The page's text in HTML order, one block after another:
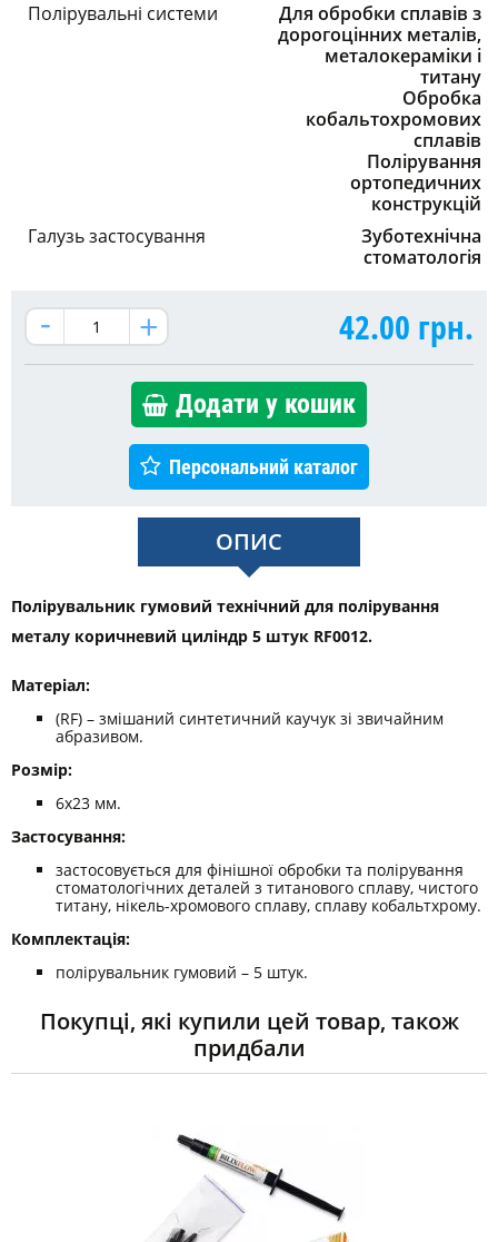
Полірувальні системи
Для обробки сплавів з
дорогоцінних металів,
металокераміки і
титану
Обробка
кобальтохромових
сплавів
Полірування
ортопедичних
конструкцій
Галузь застосування
Зуботехнічна
стоматологія
42.00 грн.
Додати у кошик
Персональний каталог
ОПИС
Полірувальник гумовий технічний для полірування
металу коричневий циліндр 5 штук RF0012.
Матеріал:
(RF) – змішаний синтетичний каучук зі звичайним
абразивом.
Розмір:
6х23 мм.
Застосування:
застосовується для фінішної обробки та полірування
стоматологічних деталей з титанового сплаву, чистого
титану, нікель-хромового сплаву, сплаву кобальтхрому.
Комплектація:
полірувальник гумовий – 5 штук.
Покупці, які купили цей товар, також
придбали